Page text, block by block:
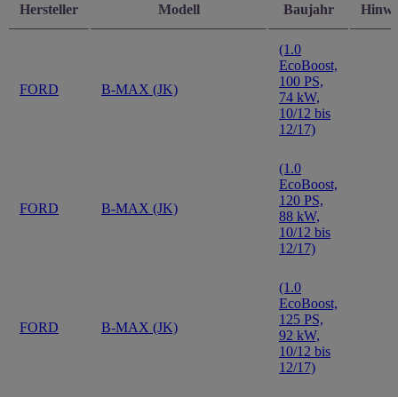
Hersteller Modell Baujahr
FORD B-MAX (JK)
(1.0
EcoBoost,
100 PS,
74 kW,
10/12 bis
12/17)
FORD B-MAX (JK)
(1.0
EcoBoost,
120 PS,
88 kW,
10/12 bis
12/17)
FORD B-MAX (JK)
(1.0
EcoBoost,
125 PS,
92 kW,
10/12 bis
12/17)